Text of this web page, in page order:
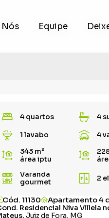
Equipe
Equipe
4 quartos 4
1 lavabo
4
343 m²
área iptu
Varanda
gourmet
2
Cód. 11130 Apartamento 4
Residencial Niva Villela
Juiz de Fora, MG